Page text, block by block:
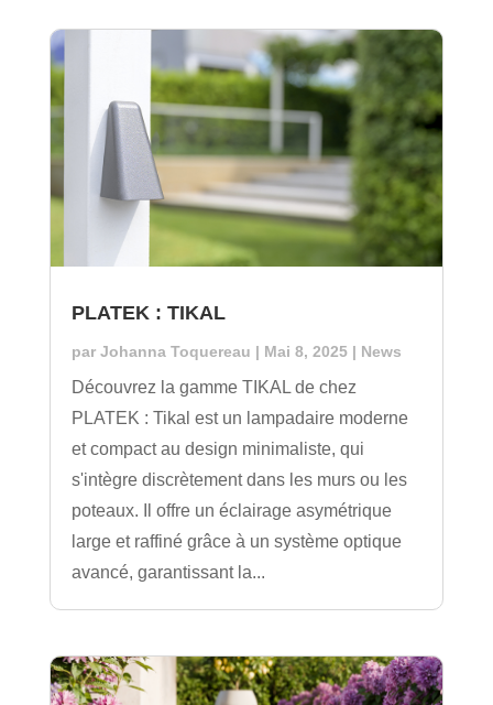
PLATEK : TIKAL
par Johanna Toquereau | Mai 8, 2025| News
Découvrez la gamme TIKAL de chez
PLATEK : Tikal est un lampadaire moderne
et compact au design minimaliste, qui
s'intègre discrètement dans les murs ou les
poteaux. Il offre un éclairage asymétrique
large et raffiné grâce à un système optique
avancé, garantissant la...